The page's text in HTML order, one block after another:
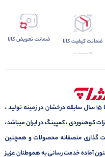
ضمانت کیفیت کالا ضمانت تعویض کالا
اصغری شاپ یک فروشگاه اینترنتی پربازدید با 15 سال سابقه درخشان در زمینه تولید ،
کوهنوردی ، کمپینگ در ایران میباشد،
گذاری منصفانه محصولات و همچنین
آماده خدمت رسانی به هموطنان عزیز